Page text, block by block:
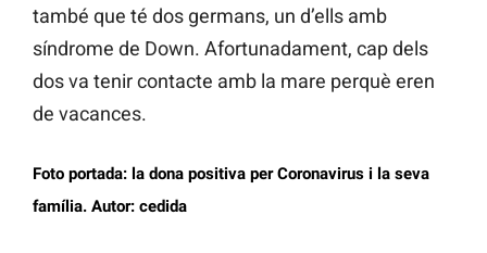
també que té dos germans, un d’ells amb
síndrome de Down. Afortunadament, cap dels
dos va tenir contacte amb la mare perquè eren
de vacances.
Foto portada: la dona positiva per Coronavirus i la seva
família. Autor: cedida